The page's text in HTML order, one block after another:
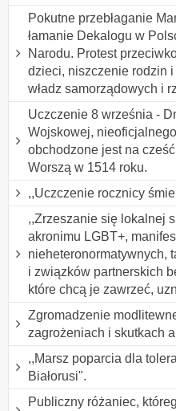
Pokutne przebłaganie
łamanie Dekalogu w
Narodu. Protest
dzieci, niszczenie rodzin
władz samorządowych i
Uczczenie 8 września -
Wojskowej,
obchodzone jest na
Worszą w 1514 roku.
,,Uczczenie rocznicy
,,Zrzeszanie się lokalnej
akronimu LGBT+,
nieheteronormatywnych,
i związków partnerskich
które chcą je zawrzeć,
Zgromadzenie
zagrożeniach i skutkach
,,Marsz poparcia dla
Białorusi".
Publiczny różaniec,